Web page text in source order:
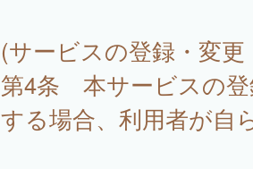
(サービスの登録・変更
第4条 本サービスの登
する場合、利用者が自